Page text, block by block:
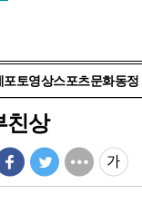
포토영상스포츠문화동정
친상